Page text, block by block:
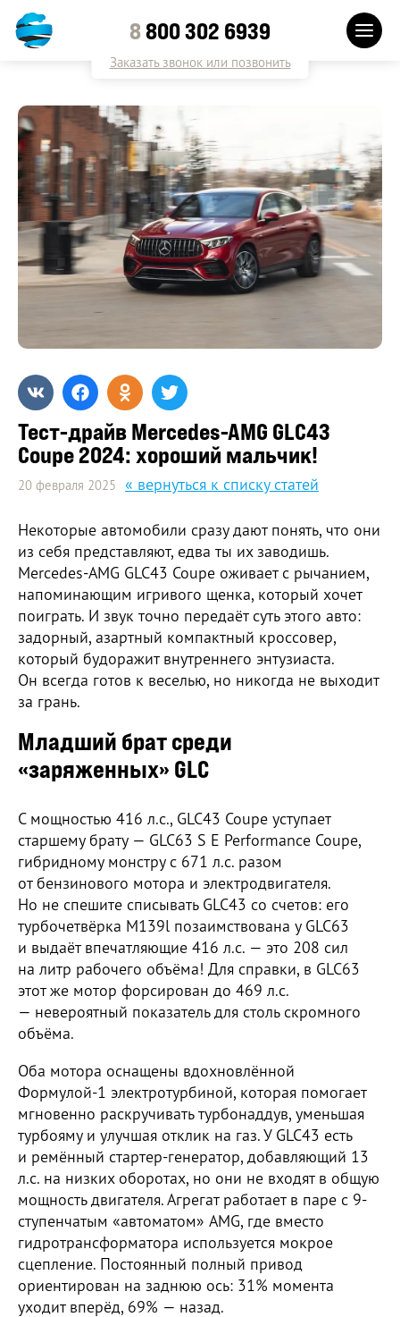
8800 302 6939
Заказать звонок или позвонить
Тест-драйв Mercedes-AMG GLC43
Coupe 2024: хороший мальчик!
20 февраля 2025 « вернуться к списку статей
Некоторые автомобили сразу дают понять, что они
из себя представляют, едва ты их заводишь.
Mercedes-AMG GLC43 Coupe оживает с рычанием,
напоминающим игривого щенка, который хочет
поиграть. И звук точно передаёт суть этого авто:
задорный, азартный компактный кроссовер,
который будоражит внутреннего энтузиаста.
Он всегда готов к веселью, но никогда не выходит
за грань.
Младший брат среди
«заряженных» GLC
С мощностью 416 л.с., GLC43 Coupe уступает
старшему брату — GLC63 S E Performance Coupe,
гибридному монстру с 671 л.с. разом
от бензинового мотора и электродвигателя.
Но не спешите списывать GLC43 со счетов: его
турбочетвёрка M139l позаимствована у GLC63
и выдаёт впечатляющие 416 л.с. — это 208 сил
на литр рабочего объёма! Для справки, в GLC63
этот же мотор форсирован до 469 л.с.
— невероятный показатель для столь скромного
объёма.
Оба мотора оснащены вдохновлённой
Формулой-1 электротурбиной, которая помогает
мгновенно раскручивать турбонаддув, уменьшая
турбояму и улучшая отклик на газ. У GLC43 есть
и ремённый стартер-генератор, добавляющий 13
л.с. на низких оборотах, но они не входят в общую
мощность двигателя. Агрегат работает в паре с 9-
ступенчатым «автоматом» AMG, где вместо
гидротрансформатора используется мокрое
сцепление. Постоянный полный привод
ориентирован на заднюю ось: 31% момента
уходит вперёд, 69% — назад.